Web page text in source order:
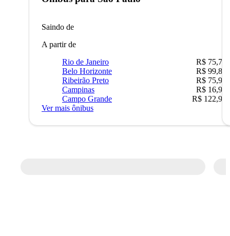
Saindo de
A partir de
Rio de Janeiro
R$ 75,77
Belo Horizonte
R$ 99,89
Ribeirão Preto
R$ 75,90
Campinas
R$ 16,90
Campo Grande
R$ 122,90
Ver mais ônibus